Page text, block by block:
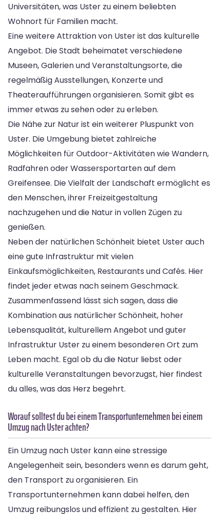
Universitäten, was Uster zu einem beliebten
Wohnort für Familien macht.
Eine weitere Attraktion von Uster ist das kulturelle
Angebot. Die Stadt beheimatet verschiedene
Museen, Galerien und Veranstaltungsorte, die
regelmäßig Ausstellungen, Konzerte und
Theateraufführungen organisieren. Somit gibt es
immer etwas zu sehen oder zu erleben.
Die Nähe zur Natur ist ein weiterer Pluspunkt von
Uster. Die Umgebung bietet zahlreiche
Möglichkeiten für Outdoor-Aktivitäten wie Wandern,
Radfahren oder Wassersportarten auf dem
Greifensee. Die Vielfalt der Landschaft ermöglicht es
den Menschen, ihrer Freizeitgestaltung
nachzugehen und die Natur in vollen Zügen zu
genießen.
Neben der natürlichen Schönheit bietet Uster auch
eine gute Infrastruktur mit vielen
Einkaufsmöglichkeiten, Restaurants und Cafés. Hier
findet jeder etwas nach seinem Geschmack.
Zusammenfassend lässt sich sagen, dass die
Kombination aus natürlicher Schönheit, hoher
Lebensqualität, kulturellem Angebot und guter
Infrastruktur Uster zu einem besonderen Ort zum
Leben macht. Egal ob du die Natur liebst oder
kulturelle Veranstaltungen bevorzugst, hier findest
du alles, was das Herz begehrt.
Worauf solltest du bei einem Transportunternehmen bei einem
Umzug nach Uster achten?
Ein Umzug nach Uster kann eine stressige
Angelegenheit sein, besonders wenn es darum geht,
den Transport zu organisieren. Ein
Transportunternehmen kann dabei helfen, den
Umzug reibungslos und effizient zu gestalten. Hier